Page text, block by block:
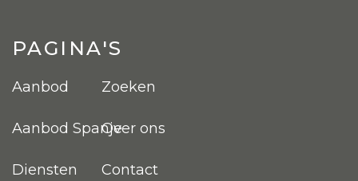
PAGINA'S
Aanbod
Aanbod Spanje
Diensten
Zoeken
Over ons
Contact